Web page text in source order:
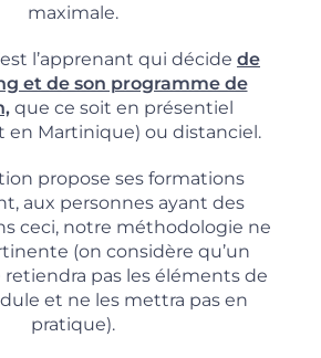
maximale.
l’apprenant qui décide de
et de son programme de
que ce soit en présentiel
Martinique) ou distanciel.
propose ses formations
aux personnes ayant des
ceci, notre méthodologie ne
(on considère qu’un
pas les éléments de
et ne les mettra pas en
pratique).